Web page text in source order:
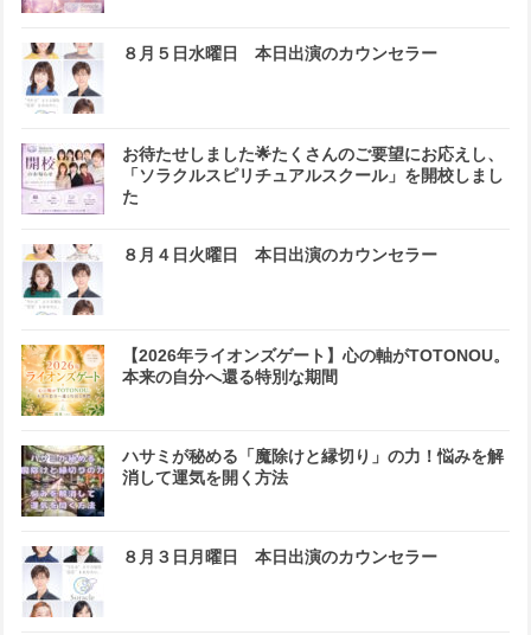
８月５日水曜日 本日出演のカウンセラー
お待たせしました🌟たくさんのご要望にお応えし、
「ソラクルスピリチュアルスクール」を開校しまし
た
８月４日火曜日 本日出演のカウンセラー
【2026年ライオンズゲート】心の軸がTOTONOU。
本来の自分へ還る特別な期間
ハサミが秘める「魔除けと縁切り」の力！悩みを解
消して運気を開く方法
８月３日月曜日 本日出演のカウンセラー